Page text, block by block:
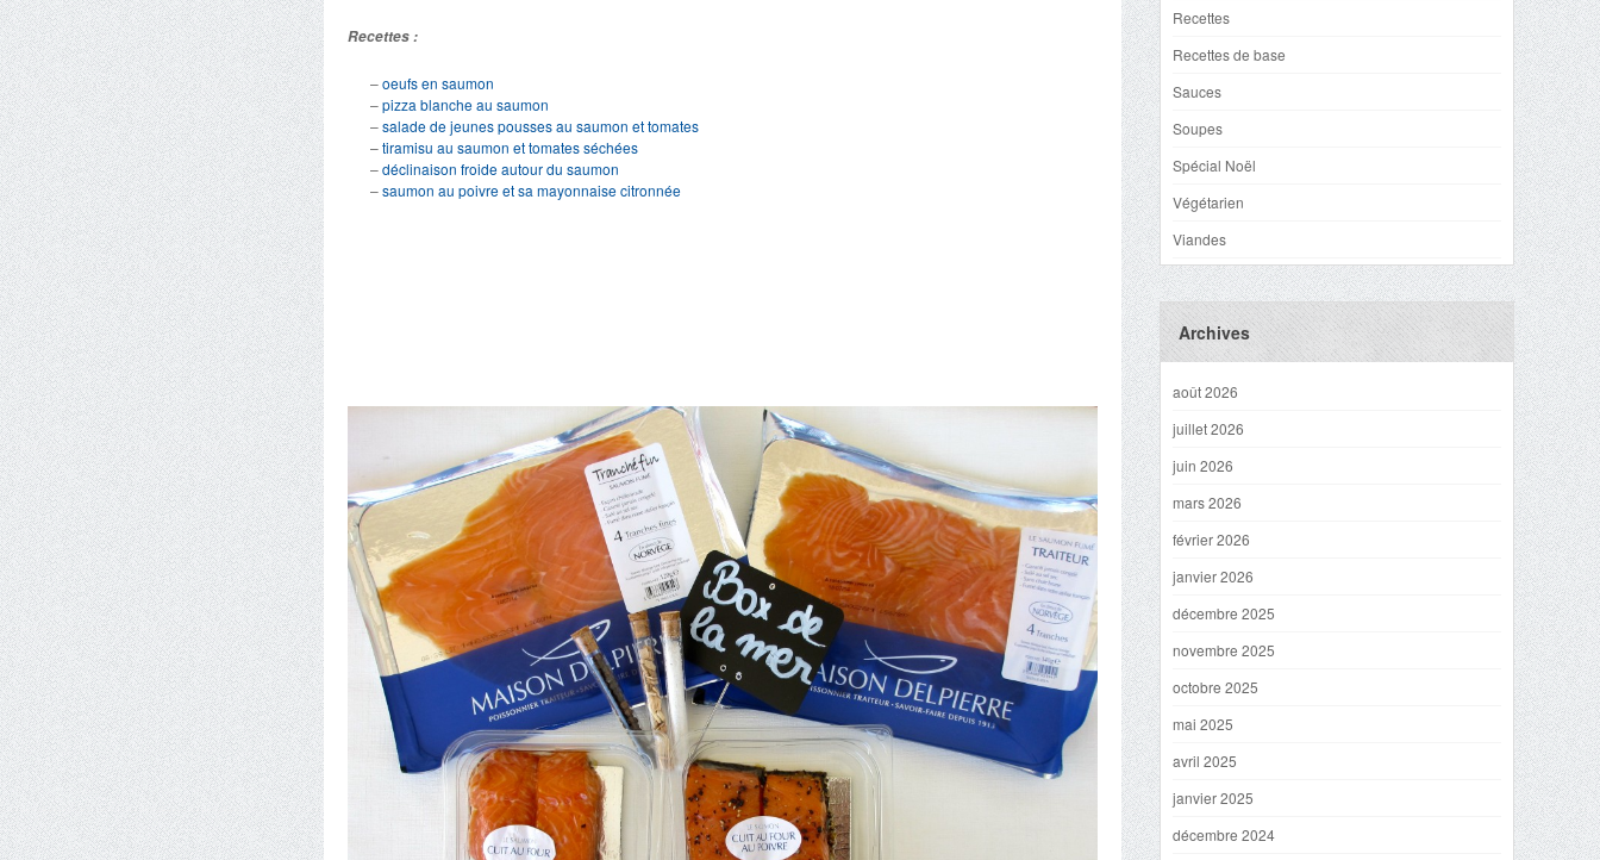
Recettes :
–oeufs en saumon
–pizza blanche au saumon
–salade de jeunes pousses au saumon et tomates
–tiramisu au saumon et tomates séchées
–déclinaison froide autour du saumon
–saumon au poivre et sa mayonnaise citronnée
Recettes
Recettes de base
Sauces
Soupes
Spécial Noël
Végétarien
Viandes
Archives
août 2026
juillet 2026
juin 2026
mars 2026
février 2026
janvier 2026
décembre 2025
novembre 2025
octobre 2025
mai 2025
avril 2025
janvier 2025
décembre 2024